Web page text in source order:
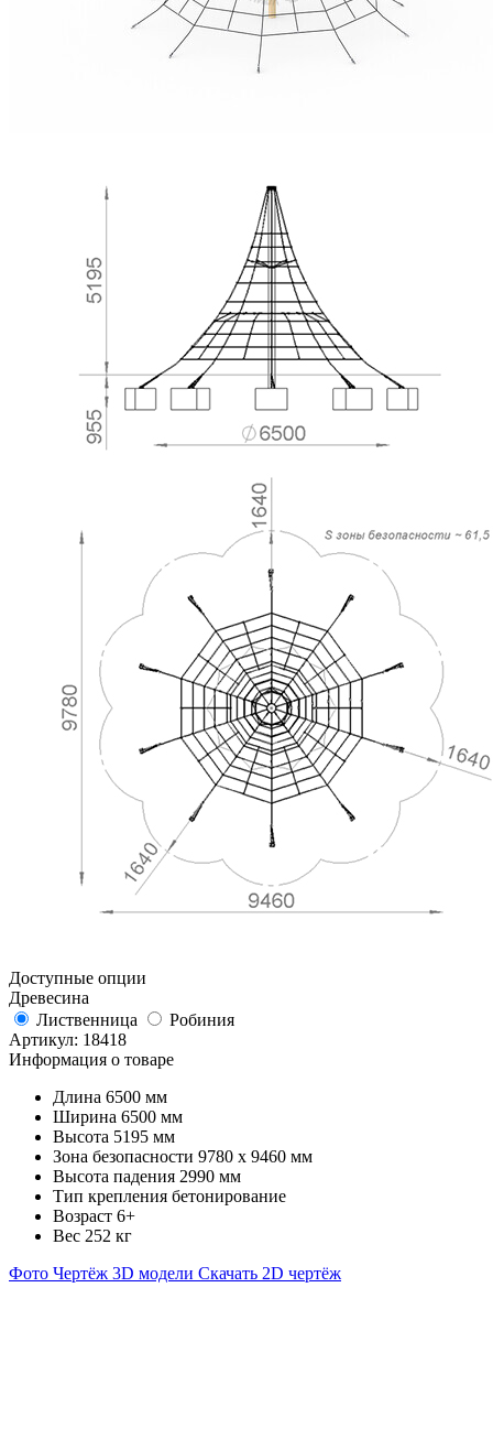
Доступные опции
Древесина
Лиственница
Робиния
Артикул: 18418
Информация о товаре
Длина 6500 мм
Ширина 6500 мм
Высота 5195 мм
Зона безопасности 9780 x 9460 мм
Высота падения 2990 мм
Тип крепления бетонирование
Возраст 6+
Вес 252 кг
Фото Чертёж 3D модели Скачать 2D чертёж